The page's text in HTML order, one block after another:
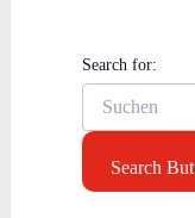
Search for:
Search